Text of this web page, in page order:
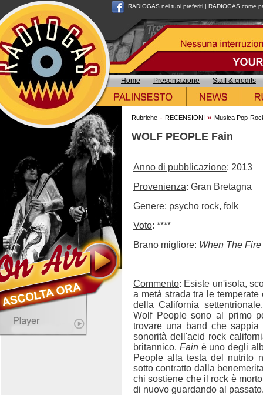
RADIOGAS nei tuoi preferiti | RADIOGAS come
Home Presentazione Staff & credits
Rubriche - RECENSIONI » Musica Pop-
WOLF PEOPLE Fain
Anno di pubblicazione: 2013
Provenienza: Gran Bretagna
Genere: psycho rock, folk
Voto: ****
Brano migliore: When The
Commento: Esiste un'isola,
a metà strada tra le
della California
Wolf People sono al primo
trovare una band che
sonorità dell'acid rock
britannico. Fainè uno degli
People alla testa del nutrito
sotto contratto dalla
chi sostiene che il rock è
di nuovo guardando al